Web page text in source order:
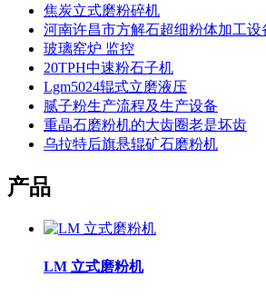
焦炭立式磨粉碎机
河南许昌市方解石超细粉体加工设
玻璃窑炉 监控
20TPH中速粉石子机
Lgm5024辊式立磨液压
腻子粉生产流程及生产设备
重晶石磨粉机的大齿圈老是坏齿
乌拉特后旗悬辊矿石磨粉机
产品
LM 立式磨粉机